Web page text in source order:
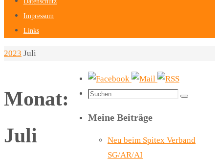
Impressum
Links
Home
2023 Juli
Monat:
Juli
Suchen
Suchen
Meine Beiträge
Neu beim Spitex Verband
SG/AR/AI